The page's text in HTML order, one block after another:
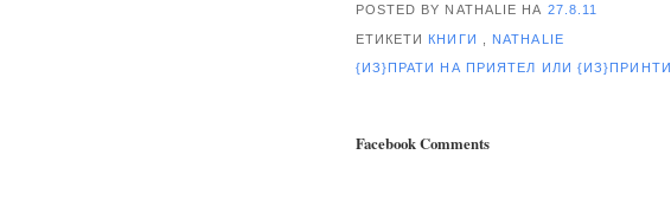
POSTED BY NATHALIE НА 27.8.11
ЕТИКЕТИ КНИГИ NATHALIE
{ИЗ}ПРАТИ НА ПРИЯТЕЛ ИЛИ {ИЗ}ПРИНТИ
Facebook Comments